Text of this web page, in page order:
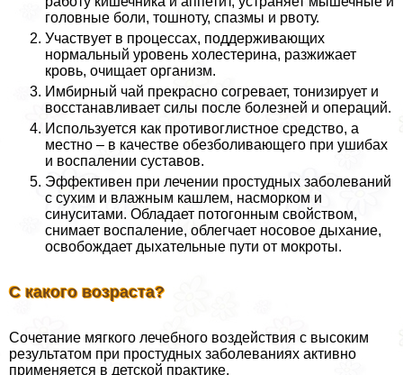
головные боли, тошноту, спазмы и рвоту.
Участвует в процессах, поддерживающих
нормальный уровень холестерина, разжижает
кровь, очищает организм.
Имбирный чай прекрасно согревает, тонизирует и
восстанавливает силы после болезней и операций.
Используется как противоглистное средство, а
местно – в качестве обезболивающего при ушибах
и воспалении суставов.
Эффективен при лечении простудных заболеваний
с сухим и влажным кашлем, насморком и
синуситами. Обладает потогонным свойством,
снимает воспаление, облегчает носовое дыхание,
освобождает дыхательные пути от мокроты.
С какого возраста?
Сочетание мягкого лечебного воздействия с высоким
результатом при простудных заболеваниях активно
применяется в детской пpaктике.